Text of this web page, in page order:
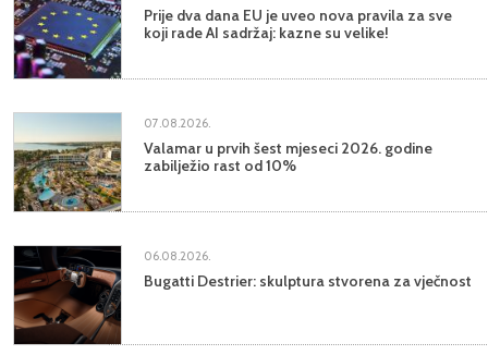
Prije dva dana EU je uveo nova pravila za sve
koji rade AI sadržaj: kazne su velike!
07.08.2026.
Valamar u prvih šest mjeseci 2026. godine
zabilježio rast od 10%
06.08.2026.
Bugatti Destrier: skulptura stvorena za vječnost